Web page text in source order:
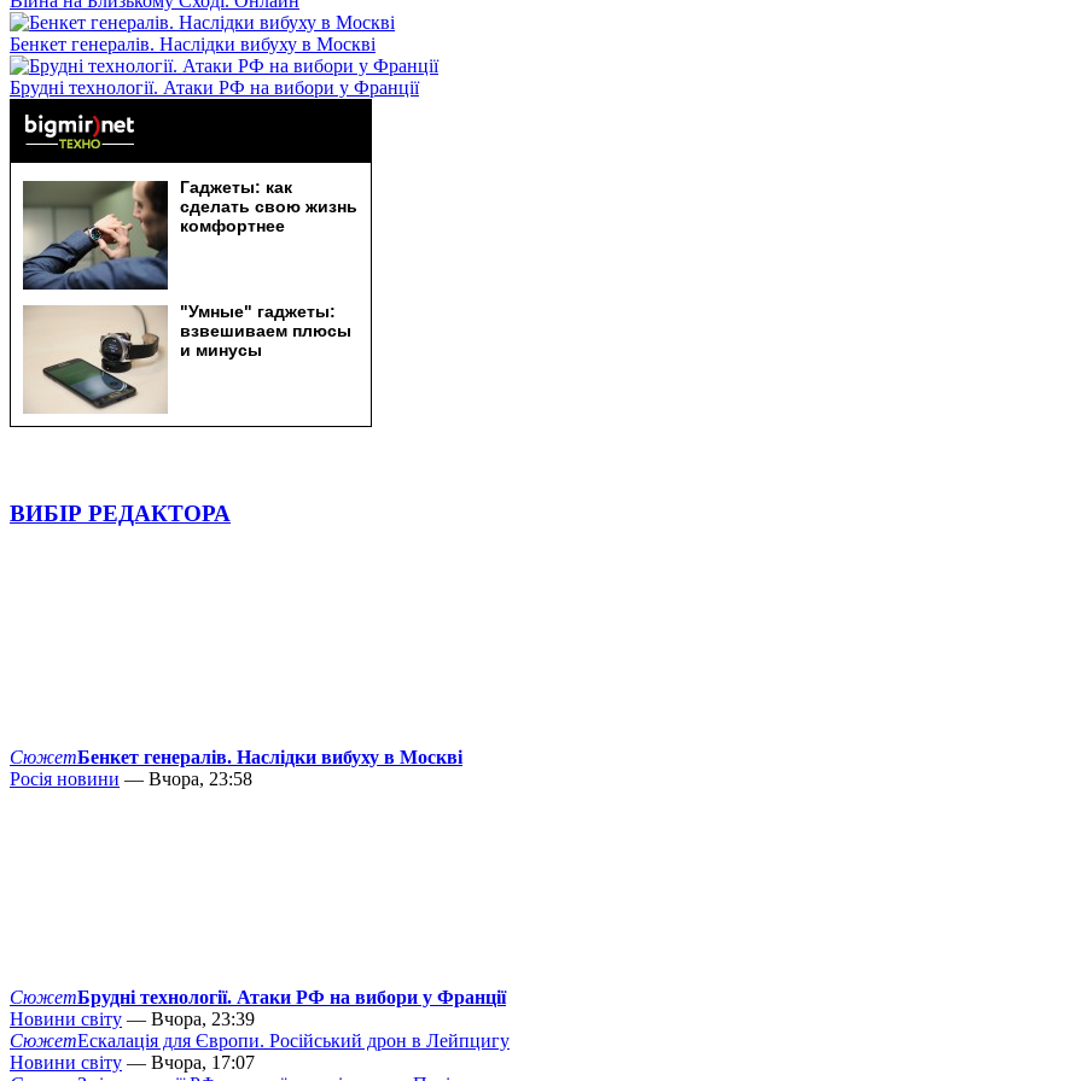
Бенкет генералів. Наслідки вибуху в Москві
Брудні технології. Атаки РФ на вибори у Франції
ВИБІР РЕДАКТОРА
СюжетБенкет генералів. Наслідки вибуху в Москві
Росія новини — Вчора, 23:58
СюжетБрудні технології. Атаки РФ на вибори у Франції
Новини світу — Вчора, 23:39
СюжетЕскалація для Європи. Російський дрон в Лейпцигу
Новини світу — Вчора, 17:07